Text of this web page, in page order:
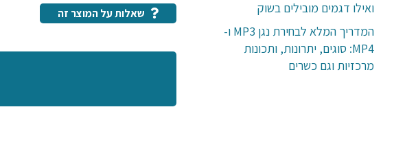
שאלות על המוצר זה
ואילו דגמים מובילים בשוק
המדריך המלא לבחירת נגן MP3 ו-
MP4: סוגים, יתרונות, ותכונות
מרכזיות וגם כשרים